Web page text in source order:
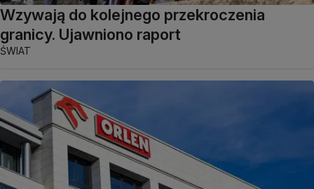
Wzywają do kolejnego przekroczenia
granicy. Ujawniono raport
ŚWIAT